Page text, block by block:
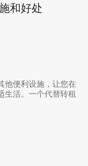
和好处
他便利设施，让您在
生活。一个代替转租